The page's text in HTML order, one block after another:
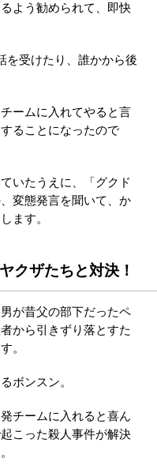
よう勧められて、即快
を受けたり、誰かから後
ームに入れてやると言
ることになったので
いたうえに、「グクド
変態発言を聞いて、か
ます。
クザたちと対決！
が昔父の部下だったペ
から引きずり落とすた
。
ボンスン。
チームに入れると喜ん
こった殺人事件が解決